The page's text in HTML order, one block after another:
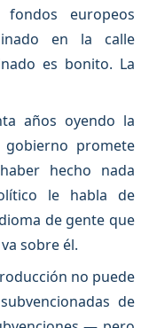
europeos
en la calle
es bonito. La
años oyendo la
gobierno promete
hecho nada
le habla de
de gente que
sobre él.
no puede
de